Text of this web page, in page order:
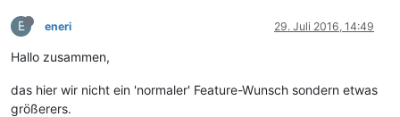
E eneri 29. Juli 2016, 14:49
Hallo zusammen,
das hier wir nicht ein 'normaler' Feature-Wunsch sondern etwas
größerers.